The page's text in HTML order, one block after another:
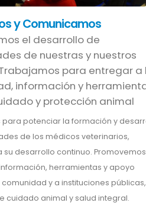
y Comunicamos
el desarrollo de
de nuestras y nuestros
para entregar a
información y
y protección animal
para potenciar la formación y
de los médicos veterinarios,
su desarrollo continuo.
herramientas y apoyo
y a instituciones
cuidado animal y salud integral.